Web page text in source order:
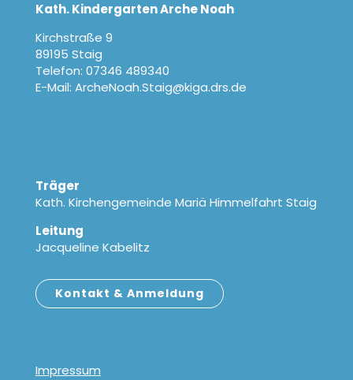
Kath. Kindergarten Arche Noah
Kirchstraße 9
89195 Staig
Telefon: 07346 489340
E-Mail: ArcheNoah.Staig@kiga.drs.de
Träger
Kath. Kirchengemeinde Mariä Himmelfahrt Staig
Leitung
Jacqueline Kabelitz
Kontakt & Anmeldung
Impressum